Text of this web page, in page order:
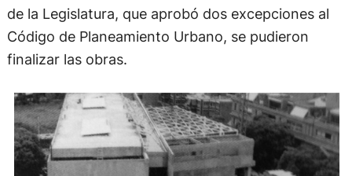
de la Legislatura, que aprobó dos excepciones al
Código de Planeamiento Urbano, se pudieron
finalizar las obras.